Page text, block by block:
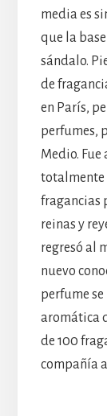
media es
que la
sándalo.
de
en París,
perfumes,
Medio.
totalmente
fragancias
reinas y
regresó al
nuevo
perfume
aromática
de 100
compañía